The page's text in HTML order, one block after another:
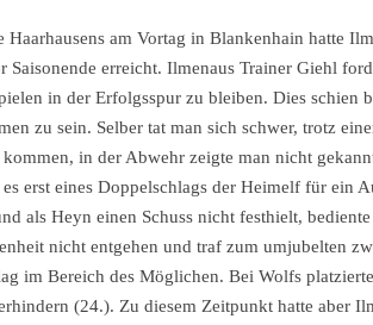
am Vortag in Blankenhain hatte
Saisonende erreicht. Ilmenaus Trainer Giehl
in der Erfolgsspur zu bleiben. Dies schien
zu sein. Selber tat man sich schwer, trotz
in der Abwehr zeigte man nicht
erst eines Doppelschlags der Heimelf für ein
als Heyn einen Schuss nicht festhielt,
nicht entgehen und traf zum umjubelten
im Bereich des Möglichen. Bei Wolfs
(24.). Zu diesem Zeitpunkt hatte aber